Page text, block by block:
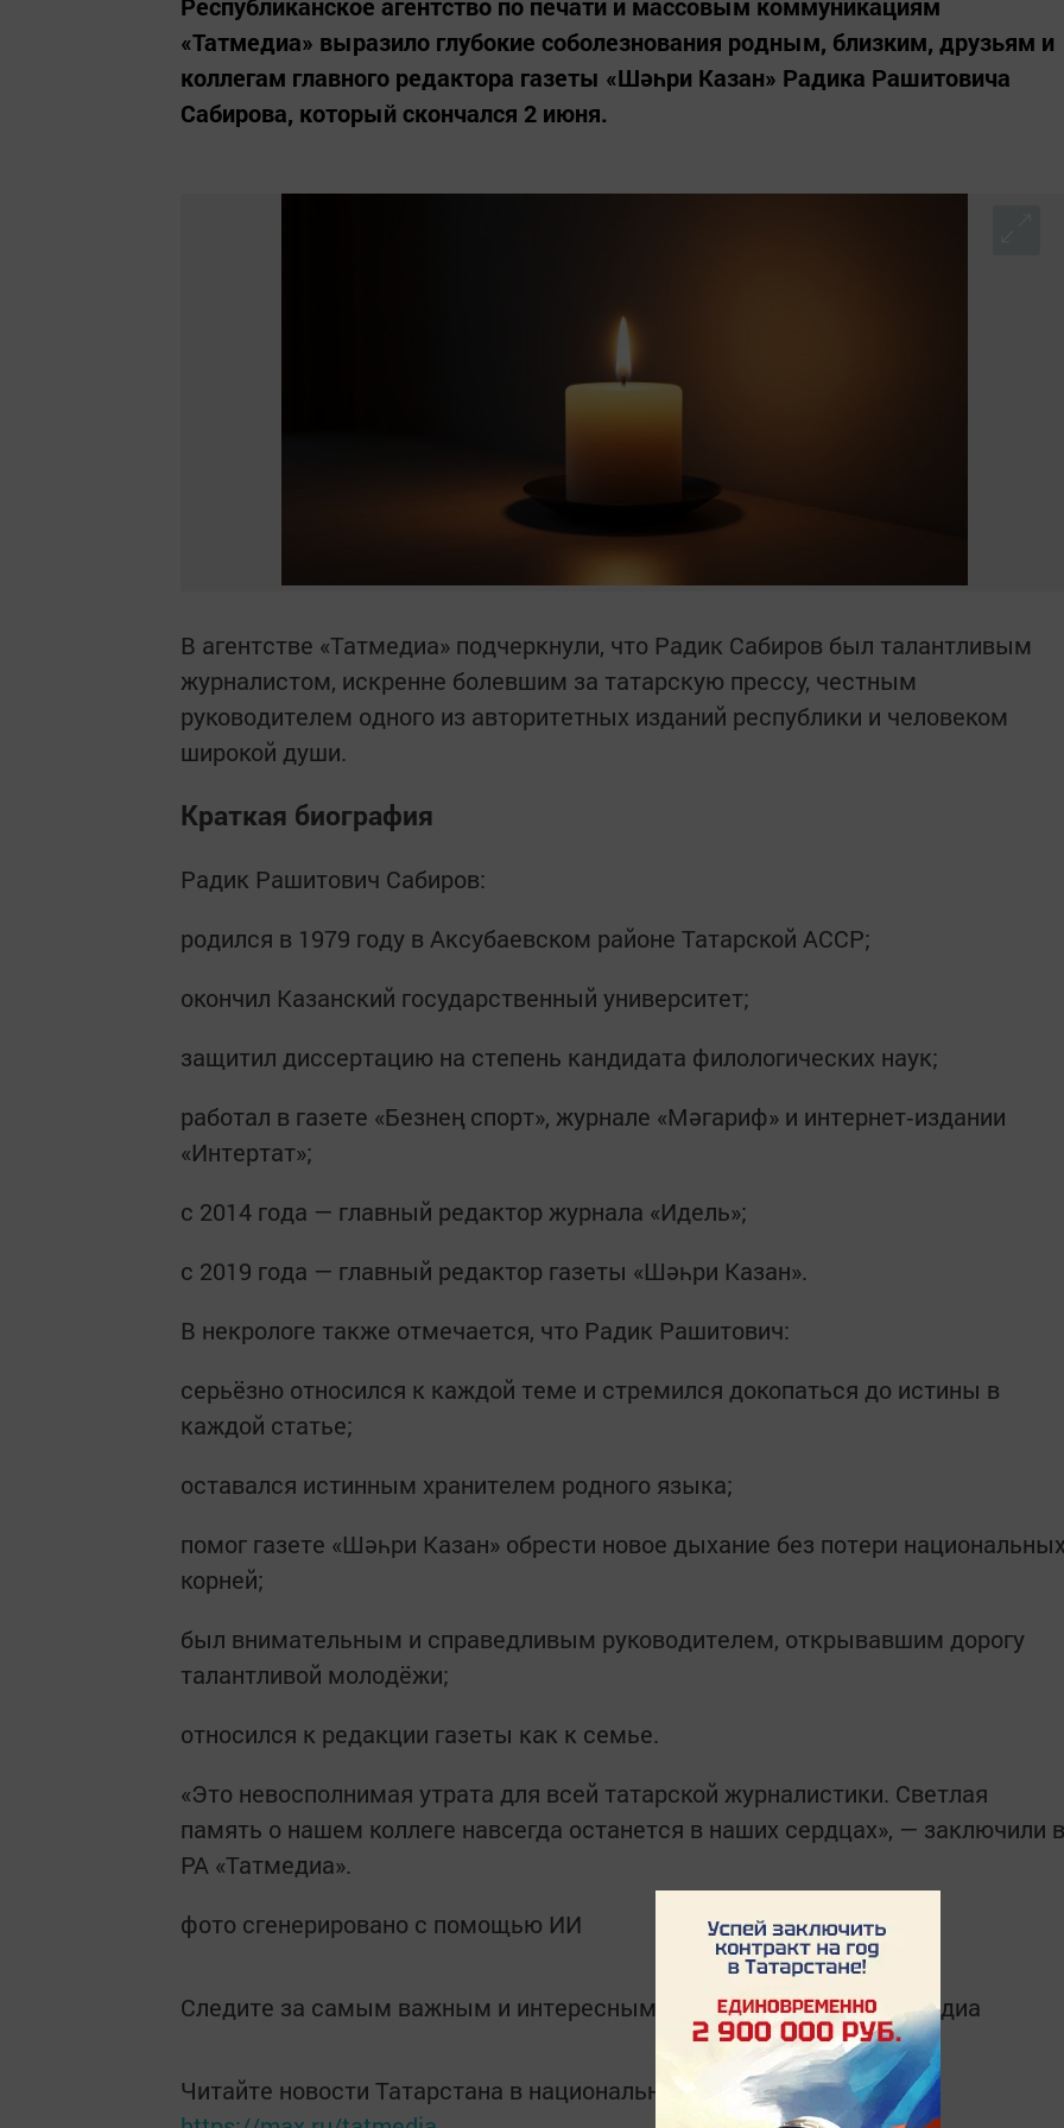
«Татмедиа» выразило глубокие соболезнования родным, близким, друзьям и
коллегам главного редактора газеты «Шәһри Казан» Радика Рашитовича
Сабирова, который скончался 2 июня.
В агентстве «Татмедиа» подчеркнули, что Радик Сабиров был талантливым
журналистом, искренне болевшим за татарскую прессу, честным
руководителем одного из авторитетных изданий республики и человеком
широкой души.
Краткая биография
Радик Рашитович Сабиров:
родился в 1979 году в Аксубаевском районе Татарской АССР;
окончил Казанский государственный университет;
защитил диссертацию на степень кандидата филологических наук;
работал в газете «Безнең спорт», журнале «Мәгариф» и интернет‑издании
«Интертат»;
с 2014 года — главный редактор журнала «Идель»;
с 2019 года — главный редактор газеты «Шәһри Казан».
В некрологе также отмечается, что Радик Рашитович:
серьёзно относился к каждой теме и стремился докопаться до истины в
каждой статье;
оставался истинным хранителем родного языка;
помог газете «Шәһри Казан» обрести новое дыхание без потери
корней;
был внимательным и справедливым руководителем, открывавшим дорогу
талантливой молодёжи;
относился к редакции газеты как к семье.
«Это невосполнимая утрата для всей татарской журналистики. Светлая
память о нашем коллеге навсегда останется в наших сердцах», — заключили в
РА «Татмедиа».
фото сгенерировано с помощью ИИ
Следите за самым важным и интересным в Telegram-каналеТатмедиа
Читайте новости Татарстана в национальном мессенджере MАХ: